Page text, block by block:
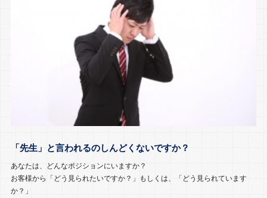
「先生」と言われるのしんどくないですか？
あなたは、どんなポジションにいますか？
お客様から「どう見られたいですか？」もしくは、「どう見られています
か？」